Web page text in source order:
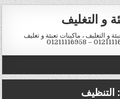
و التغليف
و التغليف ، ماكينات تعبئة و تغليف
التنظيف